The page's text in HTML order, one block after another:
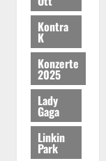
Kontra
K
Konzerte
2025
Lady
Gaga
Linkin
Park